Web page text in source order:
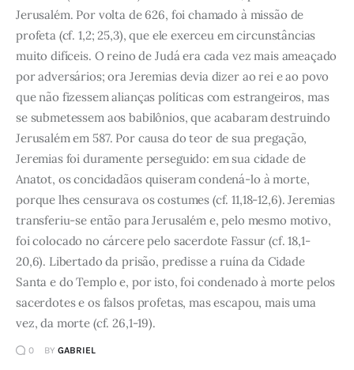
Jerusalém. Por volta de 626, foi chamado à missão de
profeta (cf. 1,2; 25,3), que ele exerceu em circunstâncias
muito difíceis. O reino de Judá era cada vez mais ameaçado
por adversários; ora Jeremias devia dizer ao rei e ao povo
que não fizessem alianças políticas com estrangeiros, mas
se submetessem aos babilônios, que acabaram destruindo
Jerusalém em 587. Por causa do teor de sua pregação,
Jeremias foi duramente perseguido: em sua cidade de
Anatot, os concidadãos quiseram condená-lo à morte,
porque lhes censurava os costumes (cf. 11,18-12,6). Jeremias
transferiu-se então para Jerusalém e, pelo mesmo motivo,
foi colocado no cárcere pelo sacerdote Fassur (cf. 18,1-
20,6). Libertado da prisão, predisse a ruína da Cidade
Santa e do Templo e, por isto, foi condenado à morte pelos
sacerdotes e os falsos profetas, mas escapou, mais uma
vez, da morte (cf. 26,1-19).
0 BY GABRIEL